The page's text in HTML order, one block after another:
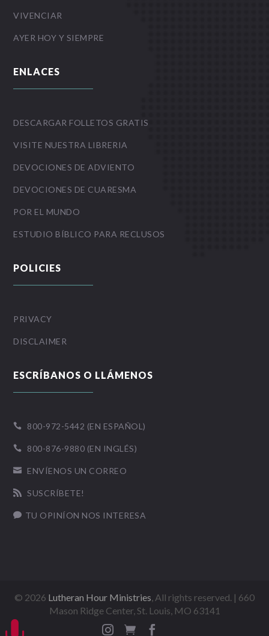
VIVENCIAR
AYER HOY Y SIEMPRE
ENLACES
DESCARGAR FOLLETOS GRATIS
VISITE NUESTRA LIBRERIA
DEVOCIONES DE ADVIENTO
DEVOCIONES DE CUARESMA
POR EL MUNDO
ESTUDIO BÍBLICO PARA RECLUSOS
POLICIES
PRIVACY
DISCLAIMER
ESCRÍBANOS O LLÁMENOS
 800-972-5442 (EN ESPAÑOL)
 800-876-9880 (EN INGLÉS)
 ENVÍENOS UN CORREO
 SUSCRÍBETE!
 TU OPINÍON NOS INTERESA
© 2026 Lutheran Hour Ministries, All rights reserved. | 660
Mason Ridge Center, St. Louis, MO 63141

 